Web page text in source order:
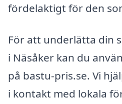
fördelaktigt för den
För att underlätta din
i Näsåker kan du
på bastu-pris.se. Vi
i kontakt med lokala